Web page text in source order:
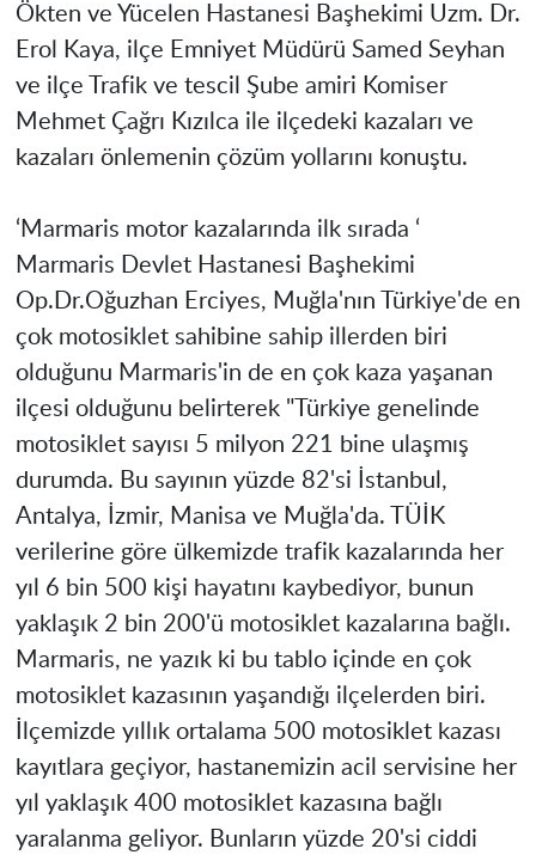
Ökten ve Yücelen Hastanesi Başhekimi Uzm. Dr.
Erol Kaya, ilçe Emniyet Müdürü Samed Seyhan
ve ilçe Trafik ve tescil Şube amiri Komiser
Mehmet Çağrı Kızılca ile ilçedeki kazaları ve
kazaları önlemenin çözüm yollarını konuştu.
‘Marmaris motor kazalarında ilk sırada ‘
Marmaris Devlet Hastanesi Başhekimi
Op.Dr.Oğuzhan Erciyes, Muğla'nın Türkiye'de en
çok motosiklet sahibine sahip illerden biri
olduğunu Marmaris'in de en çok kaza yaşanan
ilçesi olduğunu belirterek "Türkiye genelinde
motosiklet sayısı 5 milyon 221 bine ulaşmış
durumda. Bu sayının yüzde 82'si İstanbul,
Antalya, İzmir, Manisa ve Muğla'da. TÜİK
verilerine göre ülkemizde trafik kazalarında her
yıl 6 bin 500 kişi hayatını kaybediyor, bunun
yaklaşık 2 bin 200'ü motosiklet kazalarına bağlı.
Marmaris, ne yazık ki bu tablo içinde en çok
motosiklet kazasının yaşandığı ilçelerden biri.
İlçemizde yıllık ortalama 500 motosiklet kazası
kayıtlara geçiyor, hastanemizin acil servisine her
yıl yaklaşık 400 motosiklet kazasına bağlı
yaralanma geliyor. Bunların yüzde 20'si ciddi